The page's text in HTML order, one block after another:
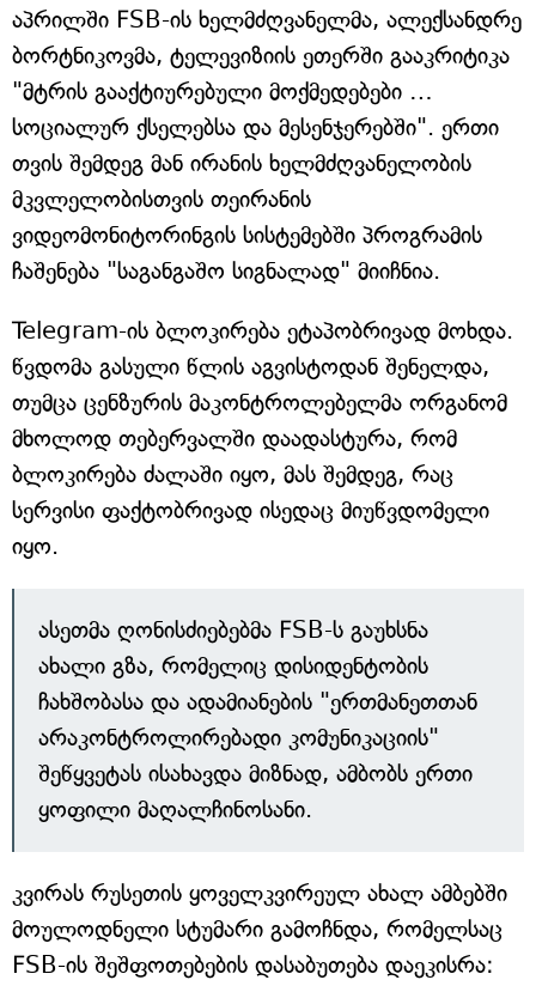
აპრილში FSB-ის ხელმძღვანელმა, ალექსანდრე
ბორტნიკოვმა, ტელევიზიის ეთერში გააკრიტიკა
"მტრის გააქტიურებული მოქმედებები …
სოციალურ ქსელებსა და მესენჯერებში". ერთი
თვის შემდეგ მან ირანის ხელმძღვანელობის
მკვლელობისთვის თეირანის
ვიდეომონიტორინგის სისტემებში პროგრამის
ჩაშენება "საგანგაშო სიგნალად" მიიჩნია.
Telegram-ის ბლოკირება ეტაპობრივად მოხდა.
წვდომა გასული წლის აგვისტოდან შენელდა,
თუმცა ცენზურის მაკონტროლებელმა ორგანომ
მხოლოდ თებერვალში დაადასტურა, რომ
ბლოკირება ძალაში იყო, მას შემდეგ, რაც
სერვისი ფაქტობრივად ისედაც მიუწვდომელი
იყო.
ასეთმა ღონისძიებებმა FSB-ს გაუხსნა
ახალი გზა, რომელიც დისიდენტობის
ჩახშობასა და ადამიანების "ერთმანეთთან
არაკონტროლირებადი კომუნიკაციის"
შეწყვეტას ისახავდა მიზნად, ამბობს ერთი
ყოფილი მაღალჩინოსანი.
კვირას რუსეთის ყოველკვირეულ ახალ ამბებში
მოულოდნელი სტუმარი გამოჩნდა, რომელსაც
FSB-ის შეშფოთებების დასაბუთება დაეკისრა: